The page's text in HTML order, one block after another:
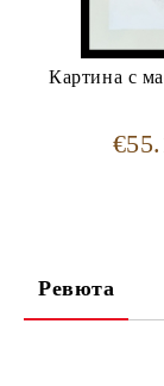
Картина с
Ревюта